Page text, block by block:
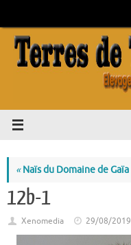
contenu
«Naïs du Domaine de Gaïa
12b-1
Xenomedia 29/08/2019